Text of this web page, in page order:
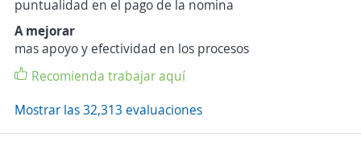
puntualidad en el pago de la nomina
A mejorar
mas apoyo y efectividad en los procesos
Recomienda trabajar aquí
Mostrar las 32,313 evaluaciones